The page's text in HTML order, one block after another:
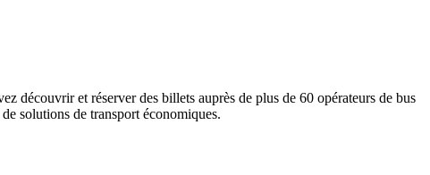
découvrir et réserver des billets auprès de plus de 60 opérateurs de bus
solutions de transport économiques.